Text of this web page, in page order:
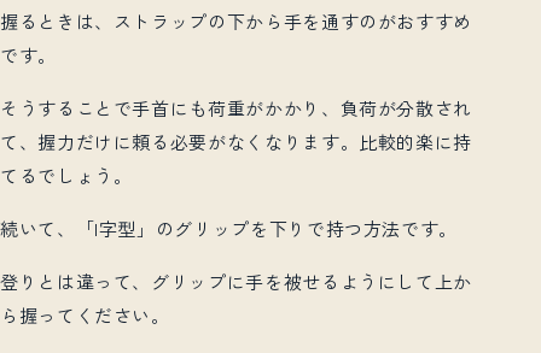
握るときは、ストラップの下から手を通すのがおすすめ
です。
そうすることで手首にも荷重がかかり、負荷が分散され
て、握力だけに頼る必要がなくなります。比較的楽に持
てるでしょう。
続いて、「I字型」のグリップを下りで持つ方法です。
登りとは違って、グリップに手を被せるようにして上か
ら握ってください。